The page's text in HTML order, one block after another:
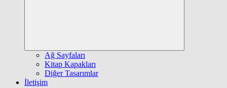
Ağ Sayfaları
Kitap Kapakları
Diğer Tasarımlar
İletişim